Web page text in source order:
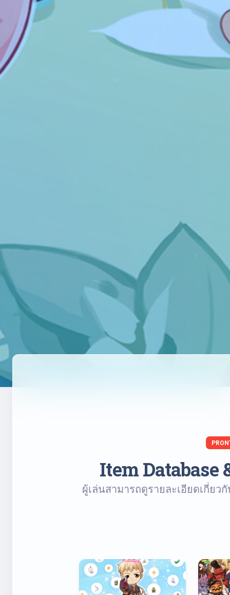
Item Database
ผู้เล่นสามารถดูรายละเอียดเกี่ย